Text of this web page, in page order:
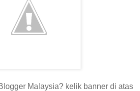
Malaysia? kelik banner di atas